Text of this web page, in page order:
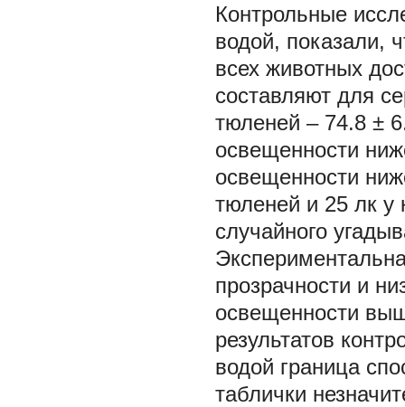
Контрольные
водой, показали,
всех животных
составляют для
тюленей – 74.8 ±
освещенности
освещенности
тюленей и 25 лк у
случайного
прозрачности и
освещенности
результатов
водой граница
таблички